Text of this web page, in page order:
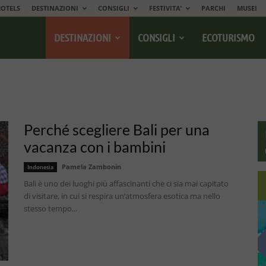
DESTINAZIONI CONSIGLI FESTIVITA’ PARCHI MUSEI
DESTINAZIONI CONSIGLI ECOTURISMO
Perché scegliere Bali per una
vacanza con i bambini
Indonesia Pamela Zambonin
Bali è uno dei luoghi più affascinanti che ci sia mai capitato
di visitare, in cui si respira un’atmosfera esotica ma nello
stesso tempo...